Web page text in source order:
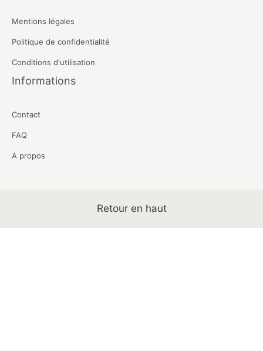
Mentions légales
Politique de confidentialité
Conditions d'utilisation
Informations
Contact
FAQ
A propos
Retour en haut